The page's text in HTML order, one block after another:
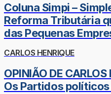
Coluna Simpi –
Reforma Tributária
das Pequenas
CARLOS HENRIQUE
OPINIÃO DE
Os Partidos políticos